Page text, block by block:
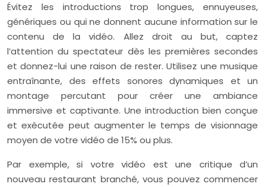
Évitez les introductions trop longues, ennuyeuses,
génériques ou qui ne donnent aucune information sur le
contenu de la vidéo. Allez droit au but, captez
l’attention du spectateur dès les premières secondes
et donnez-lui une raison de rester. Utilisez une musique
entraînante, des effets sonores dynamiques et un
montage percutant pour créer une ambiance
immersive et captivante. Une introduction bien conçue
et exécutée peut augmenter le temps de visionnage
moyen de votre vidéo de 15% ou plus.
Par exemple, si votre vidéo est une critique d’un
nouveau restaurant branché, vous pouvez commencer